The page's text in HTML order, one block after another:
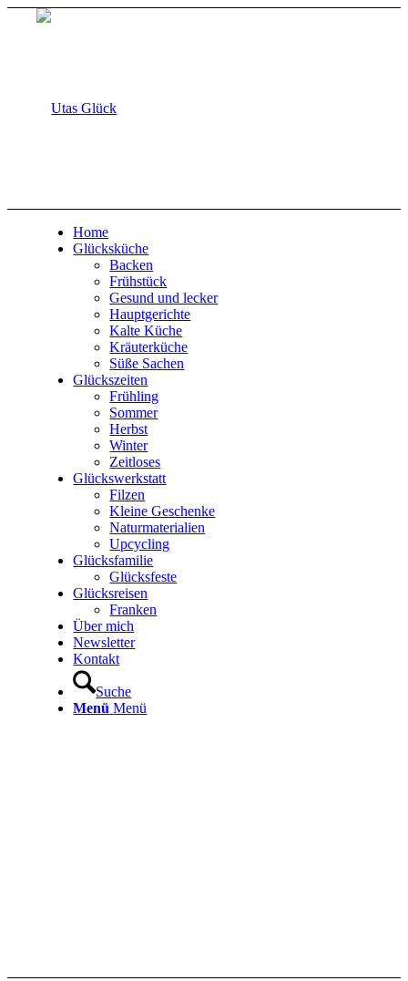
Home
Glücksküche
Backen
Frühstück
Gesund und lecker
Hauptgerichte
Kalte Küche
Kräuterküche
Süße Sachen
Glückszeiten
Frühling
Sommer
Herbst
Winter
Zeitloses
Glückswerkstatt
Filzen
Kleine Geschenke
Naturmaterialien
Upcycling
Glücksfamilie
Glücksfeste
Glücksreisen
Franken
Über mich
Newsletter
Kontakt
Suche
Menü Menü